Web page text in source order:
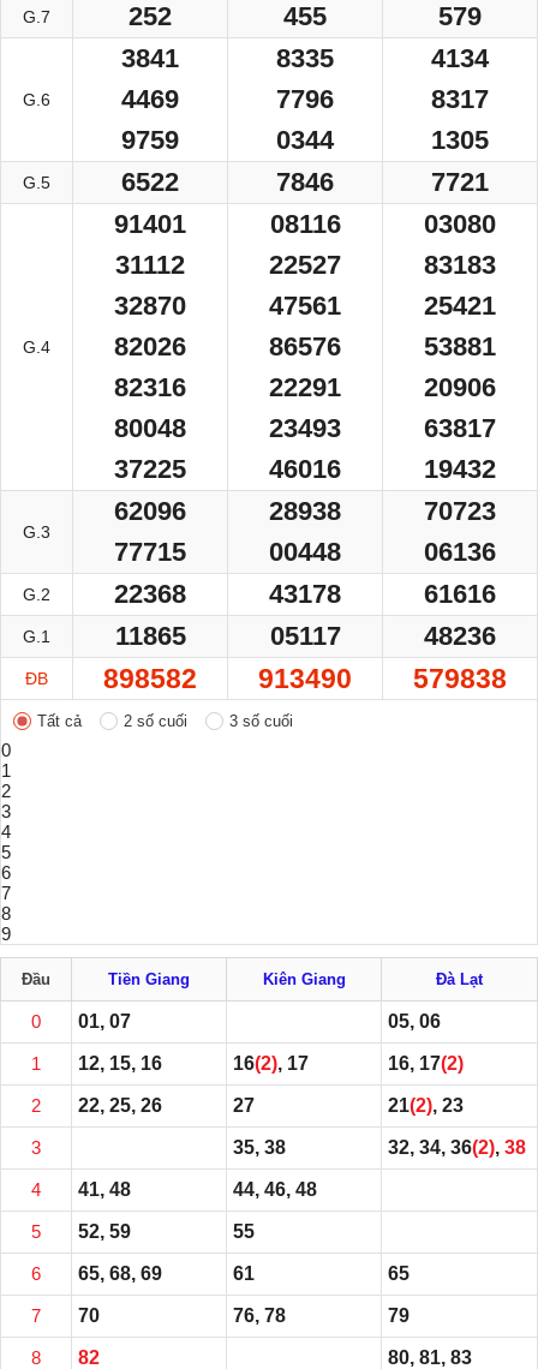
G.7 252 455 579
G.6
3841
4469
9759
8335
7796
0344
4134
8317
1305
G.5 6522 7846 7721
G.4
91401
31112
32870
82026
82316
80048
37225
08116
22527
47561
86576
22291
23493
46016
03080
83183
25421
53881
20906
63817
19432
G.3
62096
77715
28938
00448
70723
06136
G.2 22368 43178 61616
G.1 11865 05117 48236
ĐB 898582 913490 579838
Tất cả 2 số cuối 3 số cuối
0
1
2
3
4
5
6
7
8
9
Đầu Tiền Giang Kiên Giang Đà Lạt
0 01, 07 05, 06
1 12, 15, 16 16(2), 17 16, 17(2)
2 22, 25, 26 27 21(2), 23
3 35, 38 32, 34, 36(2), 38
4 41, 48 44, 46, 48
5 52, 59 55
6 65, 68, 69 61 65
7 70 76, 78 79
8 82 80, 81, 83